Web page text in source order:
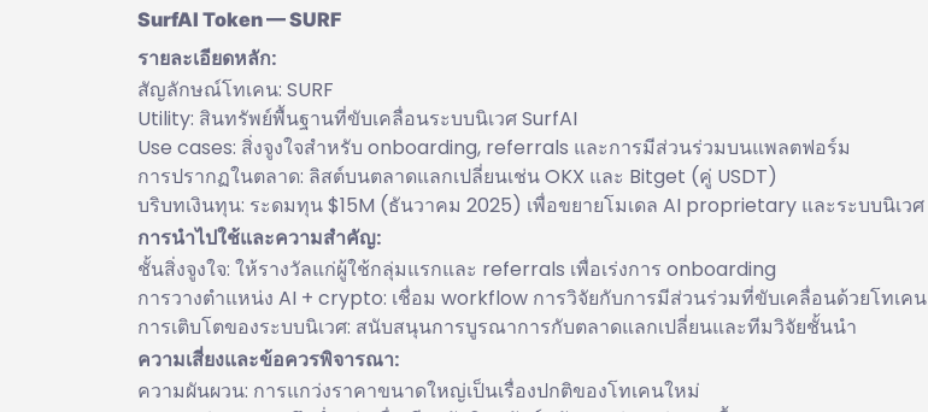
SurfAI Token — SURF
รายละเอียดหลัก:
สัญลักษณ์โทเคน: SURF
Utility: สินทรัพย์พื้นฐานที่ขับเคลื่อนระบบนิเวศ SurfAI
Use cases: สิ่งจูงใจสำหรับ onboarding, referrals และการมีส่วนร่วมบนแพลตฟอร์ม
การปรากฏในตลาด: ลิสต์บนตลาดแลกเปลี่ยนเช่น OKX และ Bitget (คู่ USDT)
บริบทเงินทุน: ระดมทุน $15M (ธันวาคม 2025) เพื่อขยายโมเดล AI proprietary และระบบนิเวศ
การนำไปใช้และความสำคัญ:
ชั้นสิ่งจูงใจ: ให้รางวัลแก่ผู้ใช้กลุ่มแรกและ referrals เพื่อเร่งการ onboarding
การวางตำแหน่ง AI + crypto: เชื่อม workflow การวิจัยกับการมีส่วนร่วมที่ขับเคลื่อนด้วยโทเคน
การเติบโตของระบบนิเวศ: สนับสนุนการบูรณาการกับตลาดแลกเปลี่ยนและทีมวิจัยชั้นนำ
ความเสี่ยงและข้อควรพิจารณา:
ความผันผวน: การแกว่งราคาขนาดใหญ่เป็นเรื่องปกติของโทเคนใหม่